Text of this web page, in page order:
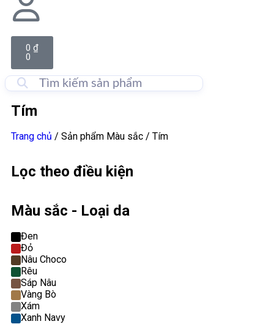
0 ₫
0
Tím
Trang chủ / Sản phẩm Màu sắc / Tím
Lọc theo điều kiện
Màu sắc - Loại da
Đen
Đỏ
Nâu Choco
Rêu
Sáp Nâu
Vàng Bò
Xám
Xanh Navy